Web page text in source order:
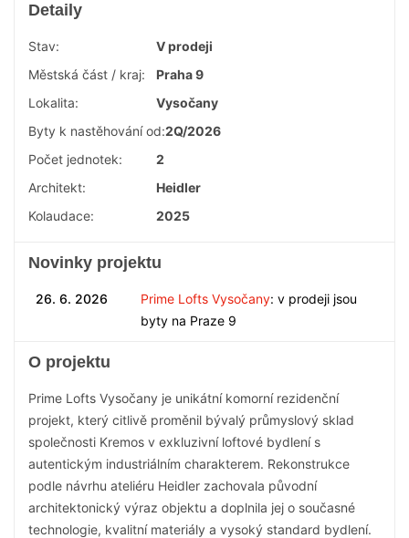
Detaily
Stav:
V prodeji
Městská část / kraj:
Praha 9
Lokalita:
Vysočany
Byty k nastěhování od:2Q/2026
Počet jednotek:
2
Architekt:
Heidler
Kolaudace:
2025
Novinky projektu
26. 6. 2026 Prime Lofts Vysočany: v prodeji jsou
byty na Praze 9
O projektu
Prime Lofts Vysočany je unikátní komorní rezidenční
projekt, který citlivě proměnil bývalý průmyslový sklad
společnosti Kremos v exkluzivní loftové bydlení s
autentickým industriálním charakterem. Rekonstrukce
podle návrhu ateliéru Heidler zachovala původní
architektonický výraz objektu a doplnila jej o současné
technologie, kvalitní materiály a vysoký standard bydlení.